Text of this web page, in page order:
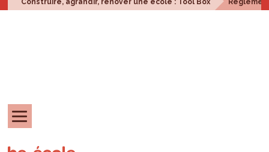
Construire, agrandir, rénover une école : Tool Box